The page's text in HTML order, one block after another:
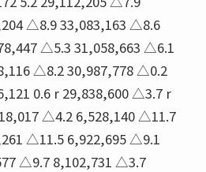
△8.9 33,083,163 △8.6
△5.3 31,058,663 △6.1
△8.2 30,987,778 △0.2
0.6 r 29,838,600 △3.7 r
△4.2 6,528,140 △11.7
△11.5 6,922,695 △9.1
△9.7 8,102,731 △3.7